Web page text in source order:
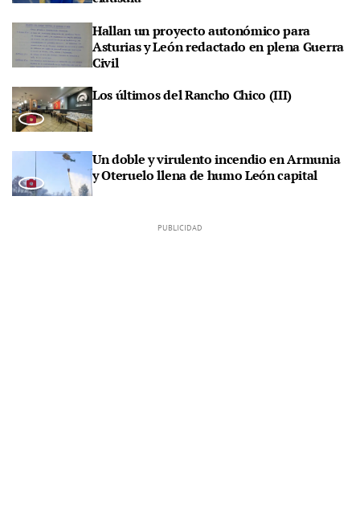
Hallan un proyecto autonómico para
Asturias y León redactado en plena Guerra
Civil
Los últimos del Rancho Chico (III)
Un doble y virulento incendio en Armunia
y Oteruelo llena de humo León capital